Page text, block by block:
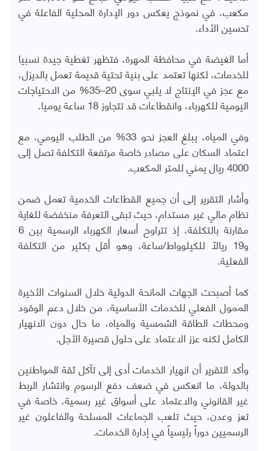
مكعب، في نموذج يعكس دور الإدارة المحلية الفاعلة في
تحسين الأداء.
أما الغيضة في محافظة المهرة، فتظهر تغطية جيدة نسبيا
للخدمات، لكنها تعتمد على بنية تحتية قديمة تعمل بالديزل،
مع عجز في الإنتاج لا يلبي سوى 20–35% من الاحتياجات
اليومية للكهرباء، وانقطاعات قد تتجاوز 18 ساعة يوميا.
وفي المياه، يبلغ العجز نحو 33% من الطلب اليومي، مع
اعتماد السكان على مصادر خاصة مرتفعة التكلفة تصل إلى
4000 ريال يمني للمتر المكعب.
وأشار التقرير إلى أن جميع القطاعات الخدمية تعمل ضمن
نظام مالي غير مستدام، حيث تبقى التعرفة منخفضة للغاية
مقارنة بالتكلفة، إذ تتراوح أسعار الكهرباء الرسمية بين 6
و19 ريالاً للكيلوواط/ساعة، وهو أقل بكثير من التكلفة
الفعلية.
كما أصبحت الجهات المانحة الدولية خلال السنوات الأخيرة
الممول الفعلي للخدمات الأساسية، من خلال دعم الوقود
ومحطات الطاقة الشمسية والمياه، ما حال دون الانهيار
الكامل لكنه عزز الاعتماد على حلول قصيرة الأجل.
وأكد التقرير أن انهيار الخدمات أدى إلى تآكل ثقة المواطنين
بالدولة، ما انعكس في ضعف دفع الرسوم وانتشار الربط
غير القانوني والاعتماد على أسواق غير رسمية، خاصة في
تعز وعدن، حيث تلعب الجماعات المسلحة والفاعلون غير
الرسميين دوراً رئيسياً في إدارة الخدمات.